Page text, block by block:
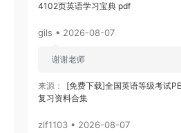
4102页英语学习宝典 pdf
gils • 2026-08-07
谢谢老师
来源：
[免费下载]全国英语等级考试
复习资料合集
zlf1103 • 2026-08-07